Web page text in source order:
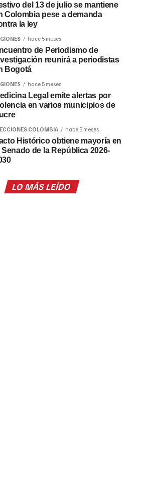
del 13 de julio se mantiene
Colombia pese a demanda
la ley
hace 5 meses
de Periodismo de
reunirá a periodistas
Bogotá
hace 5 meses
Legal emite alertas por
en varios municipios de
COLOMBIA hace 5 meses
Histórico obtiene mayoría en
Senado de la República 2026-
LO MÁS LEÍDO